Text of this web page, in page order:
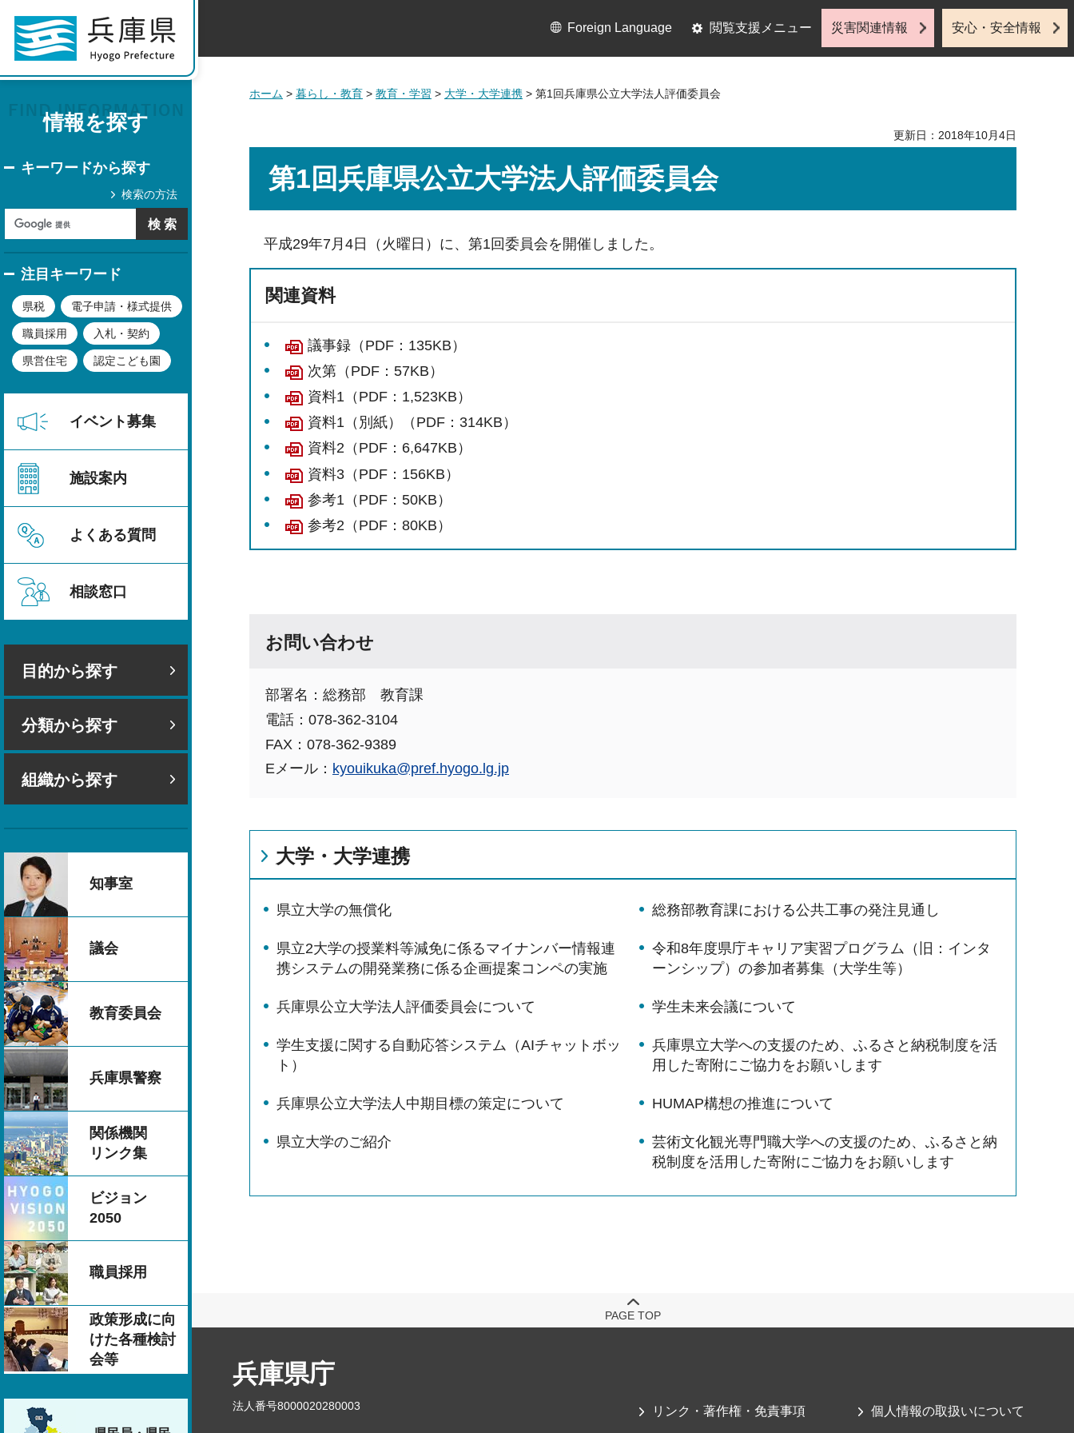
情報を探す
キーワードから探す
検索の方法
注目キーワード
県税 電子申請・様式提供
職員採用 入札・契約
県営住宅 認定こども園
イベント募集
施設案内
よくある質問
相談窓口
目的から探す
分類から探す
組織から探す
知事室
議会
教育委員会
兵庫県警察
関係機関
リンク集
ビジョン
2050
職員採用
政策形成に向
けた各種検討
会等
Foreign Language 閲覧支援メニュー 災害関連情報 安心・安全情報
ホーム > 暮らし・教育 > 教育・学習 > 大学・大学連携 > 第1回兵庫県公立大学法人評価委員会
更新日：2018年10月4日
第1回兵庫県公立大学法人評価委員会
平成29年7月4日（火曜日）に、第1回委員会を開催しました。
関連資料
議事録（PDF：135KB）
次第（PDF：57KB）
資料1（PDF：1,523KB）
資料1（別紙）（PDF：314KB）
資料2（PDF：6,647KB）
資料3（PDF：156KB）
参考1（PDF：50KB）
参考2（PDF：80KB）
お問い合わせ
部署名：総務部 教育課
電話：078-362-3104
FAX：078-362-9389
Eメール： kyouikuka@pref.hyogo.lg.jp
大学・大学連携
県立大学の無償化 総務部教育課における公共工事の発注見通し
県立2大学の授業料等減免に係るマイナンバー情報連
携システムの開発業務に係る企画提案コンペの実施
令和8年度県庁キャリア実習プログラム（旧：インタ
ーンシップ）の参加者募集（大学生等）
兵庫県公立大学法人評価委員会について 学生未来会議について
学生支援に関する自動応答システム（AIチャットボッ
ト）
兵庫県立大学への支援のため、ふるさと納税制度を活
用した寄附にご協力をお願いします
兵庫県公立大学法人中期目標の策定について HUMAP構想の推進について
県立大学のご紹介
芸術文化観光専門職大学への支援のため、ふるさと納
税制度を活用した寄附にご協力をお願いします
PAGE TOP
兵庫県庁
法人番号8000020280003 リンク・著作権・免責事項 個人情報の取扱いについて